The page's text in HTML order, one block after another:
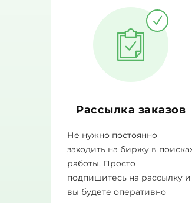
Рассылка заказов
Не нужно постоянно
заходить на биржу в
работы. Просто
подпишитесь на рассылку и
вы будете оперативно